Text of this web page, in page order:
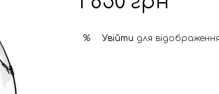
% Увійти для